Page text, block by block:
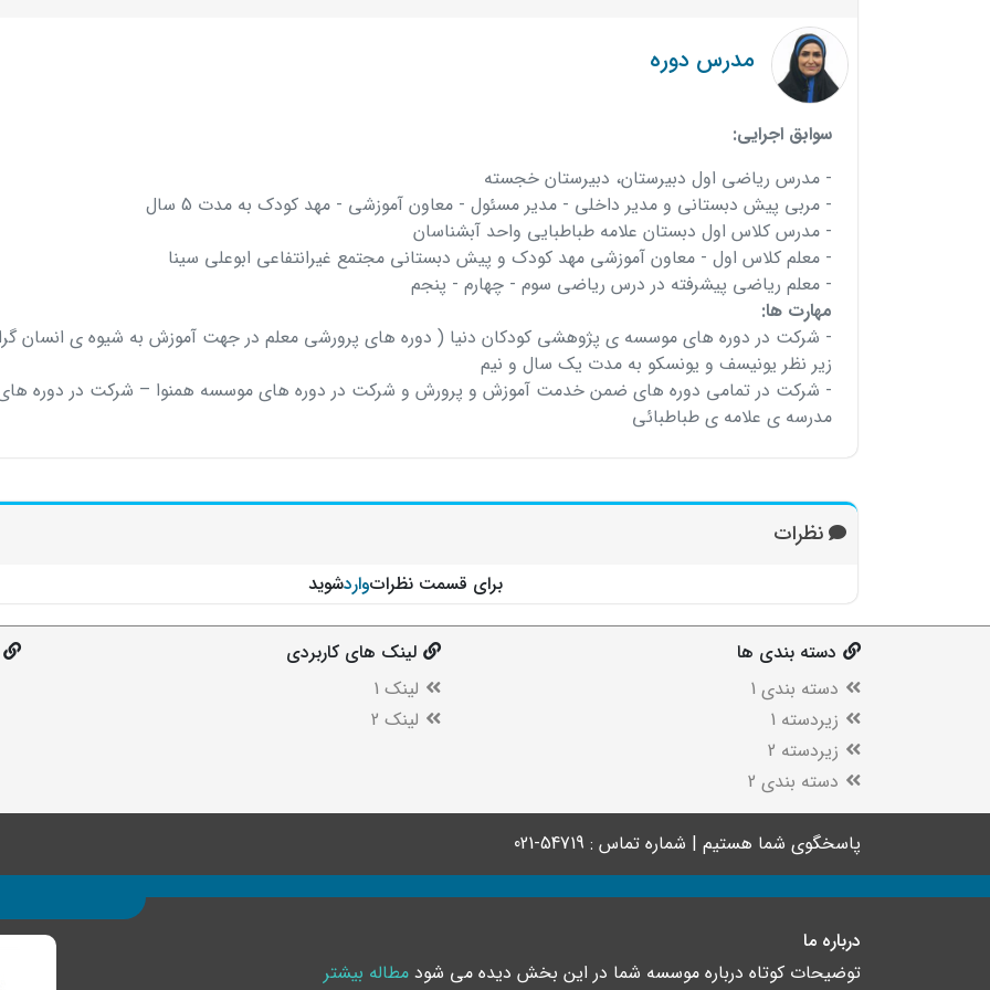
مدرس دوره
سوابق اجرایی:
- مدرس ریاضی اول دبیرستان، دبیرستان خجسته
- مربی پیش دبستانی و مدیر داخلی - مدیر مسئول - معاون آموزشی - مهد کودک به مدت 5 سال
- مدرس کلاس اول دبستان علامه طباطبایی واحد آبشناسان
- معلم کلاس اول - معاون آموزشی مهد کودک و پیش دبستانی مجتمع غیرانتفاعی ابوعلی سینا
- معلم ریاضی پیشرفته در درس ریاضی سوم - چهارم - پنجم
مهارت ها:
- شرکت در دوره های موسسه ی پژوهشی کودکان دنیا ( دوره های پرورشی معلم در جهت آموزش به شیوه ی انسان
زیر نظر یونیسف و یونسکو به مدت یک سال و نیم
- شرکت در تمامی دوره های ضمن خدمت آموزش و پرورش و شرکت در دوره های موسسه همنوا – شرکت در دوره
مدرسه ی علامه ی طباطبائی
نظرات
برای قسمت نظراتواردشوید
دسته بندی ها
دسته بندی 1
زیردسته 1
زیردسته 2
دسته بندی 2
لینک های کاربردی
لینک 1
لینک 2
پاسخگوی شما هستیم | شماره تماس : 54719-021
درباره ما
توضیحات کوتاه درباره موسسه شما در این بخش دیده می شود مطاله بیشتر